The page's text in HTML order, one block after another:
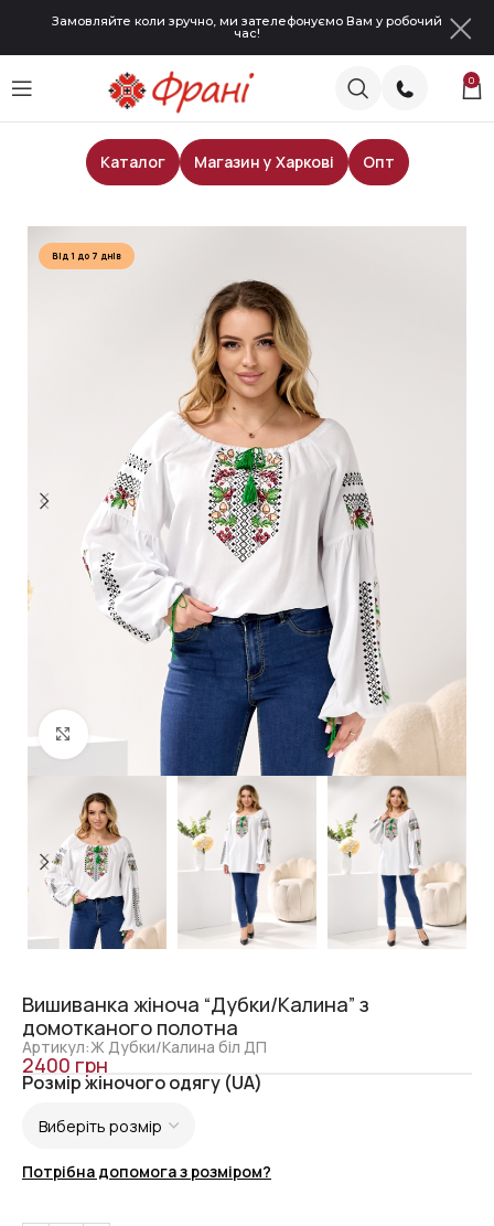
Замовляйте коли зручно, ми зателефонуємо Вам у робочий
час!
0
Каталог Магазин у Харкові
Опт
Жіночі блузи
Від 1 до 7 днів
Click to enlarge
Вишиванка жіноча “Дубки/Калина” з
домотканого полотна
Артикул:Ж Дубки/Калина біл ДП
2400грн
Розмір жіночого одягу (UA)
Потрібна допомога з розміром?